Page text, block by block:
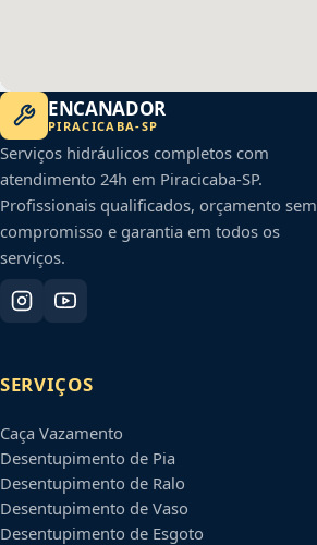
ENCANADOR
PIRACICABA-SP
Serviços hidráulicos completos com
atendimento 24h em Piracicaba-SP.
Profissionais qualificados, orçamento sem
compromisso e garantia em todos os
serviços.
SERVIÇOS
Caça Vazamento
Desentupimento de Pia
Desentupimento de Ralo
Desentupimento de Vaso
Desentupimento de Esgoto